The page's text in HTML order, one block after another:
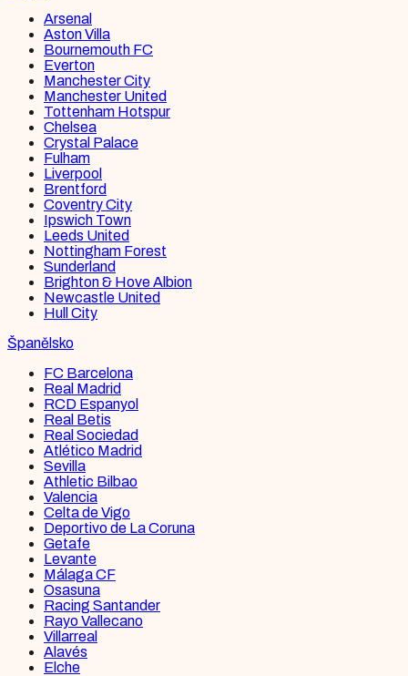
Arsenal
Aston Villa
Bournemouth FC
Everton
Manchester City
Manchester United
Tottenham Hotspur
Chelsea
Crystal Palace
Fulham
Liverpool
Brentford
Coventry City
Ipswich Town
Leeds United
Nottingham Forest
Sunderland
Brighton & Hove Albion
Newcastle United
Hull City
Španělsko
FC Barcelona
Real Madrid
RCD Espanyol
Real Betis
Real Sociedad
Atlético Madrid
Sevilla
Athletic Bilbao
Valencia
Celta de Vigo
Deportivo de La Coruna
Getafe
Levante
Málaga CF
Osasuna
Racing Santander
Rayo Vallecano
Villarreal
Alavés
Elche